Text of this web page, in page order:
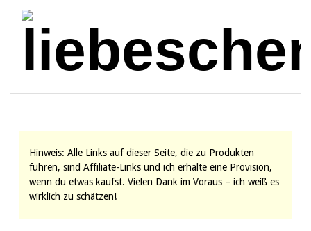
Hinweis: Alle Links auf dieser Seite, die zu Produkten
führen, sind Affiliate-Links und ich erhalte eine Provision,
wenn du etwas kaufst. Vielen Dank im Voraus – ich weiß es
wirklich zu schätzen!